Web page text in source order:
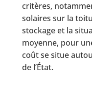
critères,
solaires sur la
stockage et la
moyenne, pour
coût se situe
de l’État.